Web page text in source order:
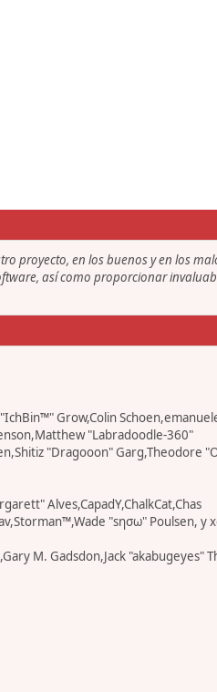
proyecto, en los buenos y en los
así como proporcionar
Grow,Colin
"Labradoodle-360"
"Dragooon" Garg,Theodore
Alves,CapadY,ChalkCat,Chas
"sησω" Poulsen, y
M. Gadsdon,Jack "akabugeyes"